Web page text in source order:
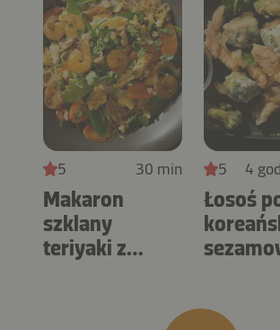
5 30 min
Makaron
szklany
teriyaki z
5 4
Łosoś